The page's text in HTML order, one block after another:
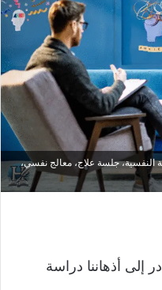
جلسة علاج، معالج نفسي،
إلى أذهاننا دراسة